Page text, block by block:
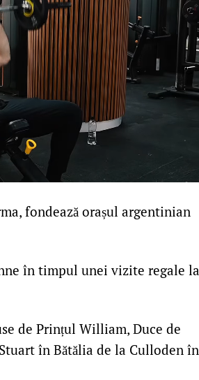
fondează orașul argentinian
în timpul unei vizite regale la
de Prințul William, Duce de
în Bătălia de la Culloden în